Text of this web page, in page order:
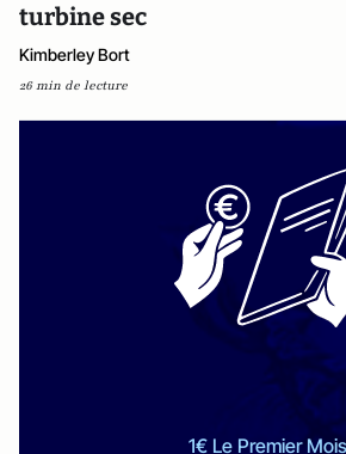
turbine sec
Kimberley Bort
26 min de lecture
1€ Le Premier Mois